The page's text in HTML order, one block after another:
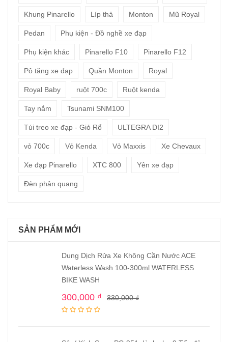
Khung Pinarello Líp thả Monton Mũ Royal
Pedan Phụ kiện - Đồ nghề xe đạp
Phụ kiện khác Pinarello F10 Pinarello F12
Pô tăng xe đạp Quần Monton Royal
Royal Baby ruột 700c Ruột kenda
Tay nắm Tsunami SNM100
Túi treo xe đạp - Giỏ Rổ ULTEGRA DI2
vỏ 700c Vỏ Kenda Vỏ Maxxis Xe Chevaux
Xe đạp Pinarello XTC 800 Yên xe đạp
Đèn phản quang
SẢN PHẨM MỚI
Dung Dịch Rửa Xe Không Cần Nước ACE
Waterless Wash 100-300ml WATERLESS
BIKE WASH
330,000₫
300,000 ₫